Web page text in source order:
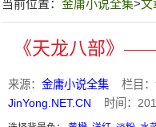
当前位置： 金庸小说全集>文
《天龙八部》
来源： 金庸小说全集 栏目：
JinYong.NET.CN 时间：